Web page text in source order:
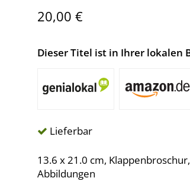
20,00 €
Dieser Titel ist in Ihrer lokalen
Lieferbar
13.6 x 21.0 cm,
Abbildungen